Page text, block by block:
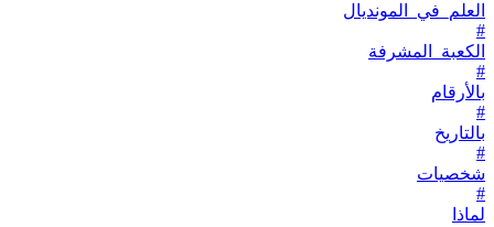
العلم_في_المونديال
#
الكعبة_المشرفة
#
بالأرقام
#
بالتاريخ
#
شخصيات
#
لماذا